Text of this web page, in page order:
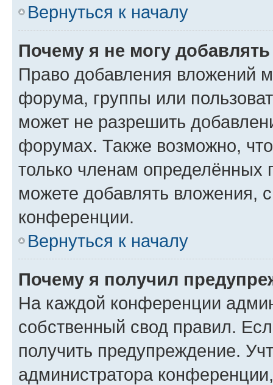
Вернуться к началу
Почему я не могу
Право добавления вложений
форума, группы или
может не разрешить
форумах. Также возможно,
только членам определённых
можете добавлять вложения,
конференции.
Вернуться к началу
Почему я получил
На каждой конференции
собственный свод правил.
получить предупреждение.
администратора